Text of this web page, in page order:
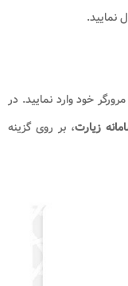
نمایید.
خود وارد نمایید. در
زیارت، بر روی گزینه